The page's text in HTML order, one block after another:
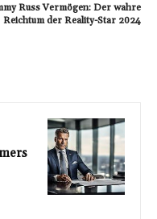
Russ Vermögen: Der wahre
Reichtum der Reality-Star 2024